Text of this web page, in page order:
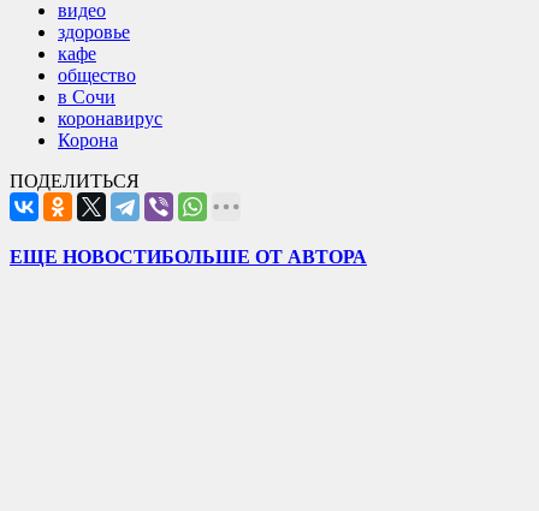
видео
здоровье
кафе
общество
в Сочи
коронавирус
Корона
ПОДЕЛИТЬСЯ
ЕЩЕ НОВОСТИБОЛЬШЕ ОТ АВТОРА